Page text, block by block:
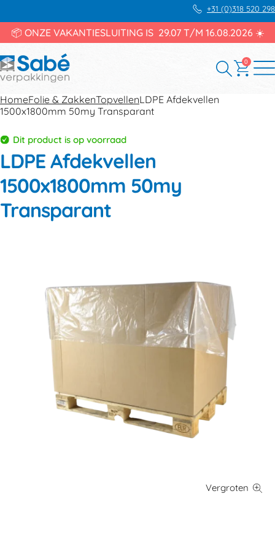
+31 (0)318 520 298
📦 ONZE VAKANTIESLUITING IS 29.07 T/M 16.08.2026 ☀️
0
HomeFolie & ZakkenTopvellenLDPE Afdekvellen
1500x1800mm 50my Transparant
Dit product is op voorraad
LDPE Afdekvellen
1500x1800mm 50my
Transparant